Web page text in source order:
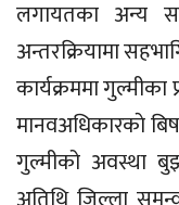
लगायतका अन्य
अन्तरक्रियामा
कार्यक्रममा
मानवअधिकारकाे
गुल्मीको अवस्था